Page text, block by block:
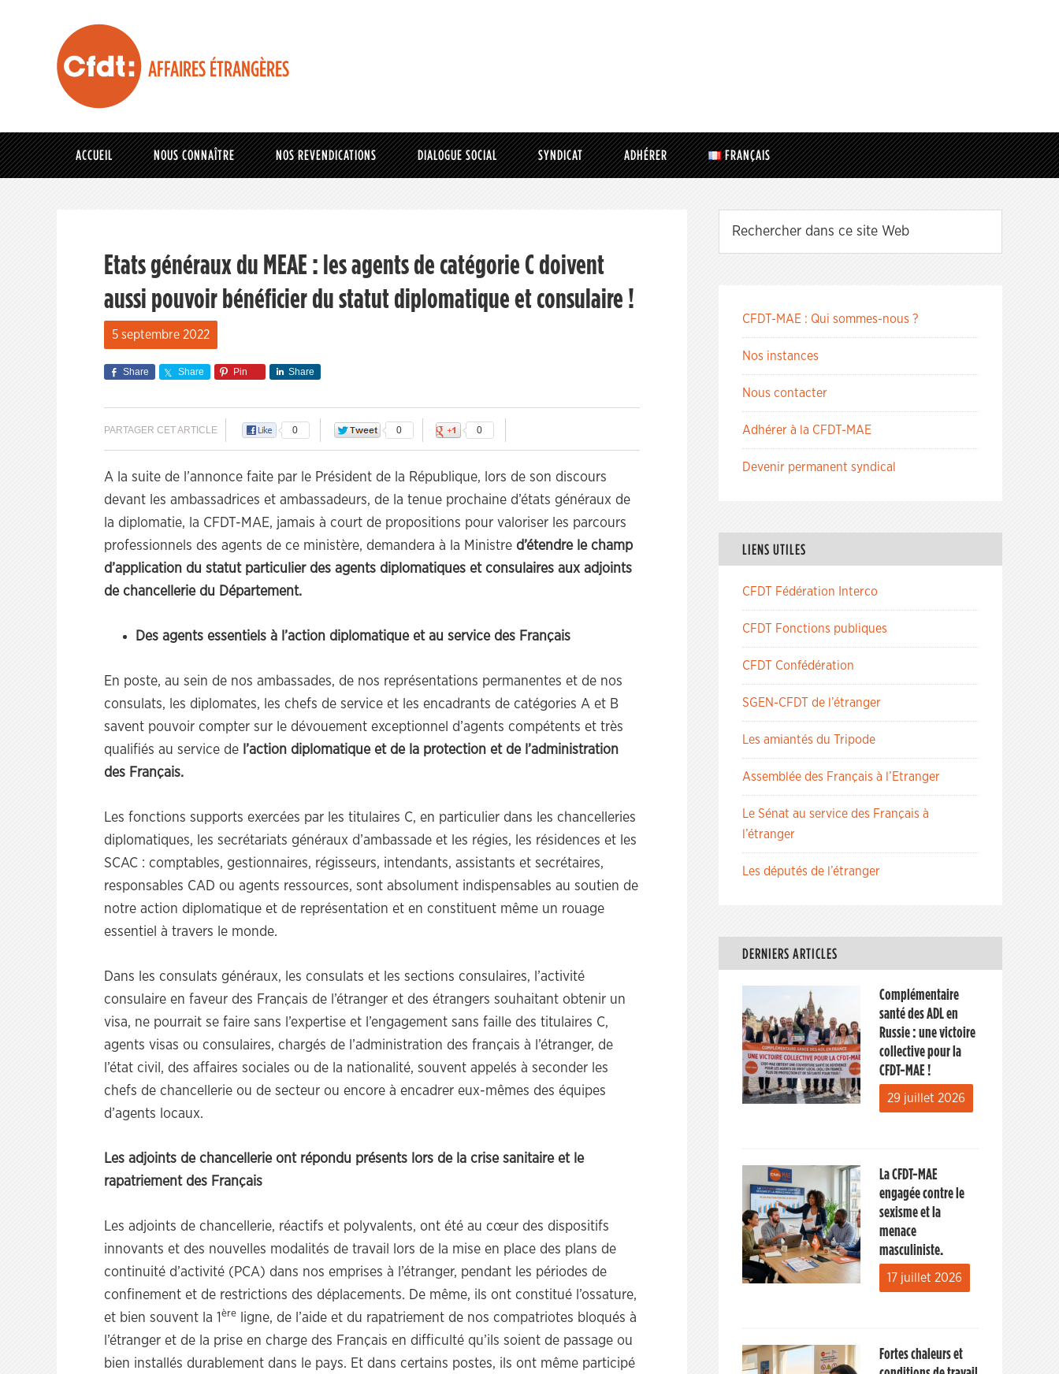
AFFAIRES ÉTRANGÈRES
ACCUEIL NOUS CONNAÎTRE NOS REVENDICATIONS DIALOGUE SOCIAL SYNDICAT ADHÉRER FRANÇAIS
Etats généraux du MEAE : les agents de catégorie C doivent
aussi pouvoir bénéficier du statut diplomatique et consulaire !
5 septembre 2022
Share Share Pin Share
PARTAGER CET ARTICLE 0 0 0
A la suite de l’annonce faite par le Président de la République, lors de son discours
devant les ambassadrices et ambassadeurs, de la tenue prochaine d’états généraux de
la diplomatie, la CFDT-MAE, jamais à court de propositions pour valoriser les parcours
professionnels des agents de ce ministère, demandera à la Ministre d’étendre le champ
d’application du statut particulier des agents diplomatiques et consulaires aux adjoints
de chancellerie du Département.
Des agents essentiels à l’action diplomatique et au service des Français
En poste, au sein de nos ambassades, de nos représentations permanentes et de nos
consulats, les diplomates, les chefs de service et les encadrants de catégories A et B
savent pouvoir compter sur le dévouement exceptionnel d’agents compétents et très
qualifiés au service de l’action diplomatique et de la protection et de l’administration
des Français.
Les fonctions supports exercées par les titulaires C, en particulier dans les chancelleries
diplomatiques, les secrétariats généraux d’ambassade et les régies, les résidences et les
SCAC : comptables, gestionnaires, régisseurs, intendants, assistants et secrétaires,
responsables CAD ou agents ressources, sont absolument indispensables au soutien de
notre action diplomatique et de représentation et en constituent même un rouage
essentiel à travers le monde.
Dans les consulats généraux, les consulats et les sections consulaires, l’activité
consulaire en faveur des Français de l’étranger et des étrangers souhaitant obtenir un
visa, ne pourrait se faire sans l’expertise et l’engagement sans faille des titulaires C,
agents visas ou consulaires, chargés de l’administration des français à l’étranger, de
l’état civil, des affaires sociales ou de la nationalité, souvent appelés à seconder les
chefs de chancellerie ou de secteur ou encore à encadrer eux-mêmes des équipes
d’agents locaux.
Les adjoints de chancellerie ont répondu présents lors de la crise sanitaire et le
rapatriement des Français
Les adjoints de chancellerie, réactifs et polyvalents, ont été au cœur des dispositifs
innovants et des nouvelles modalités de travail lors de la mise en place des plans de
continuité d’activité (PCA) dans nos emprises à l’étranger, pendant les périodes de
confinement et de restrictions des déplacements. De même, ils ont constitué l’ossature,
et bien souvent la 1 ère
ligne, de l’aide et du rapatriement de nos compatriotes bloqués à
l’étranger et de la prise en charge des Français en difficulté qu’ils soient de passage ou
bien installés durablement dans le pays. Et dans certains postes, ils ont même participé
CFDT-MAE : Qui sommes-nous ?
Nos instances
Nous contacter
Adhérer à la CFDT-MAE
Devenir permanent syndical
LIENS UTILES
CFDT Fédération Interco
CFDT Fonctions publiques
CFDT Confédération
SGEN-CFDT de l’étranger
Les amiantés du Tripode
Assemblée des Français à l’Etranger
Le Sénat au service des Français à
l’étranger
Les députés de l’étranger
DERNIERS ARTICLES
Complémentaire
santé des ADL en
Russie : une victoire
collective pour la
CFDT-MAE !
29 juillet 2026
La CFDT-MAE
engagée contre le
sexisme et la
menace
masculiniste.
17 juillet 2026
Fortes chaleurs et